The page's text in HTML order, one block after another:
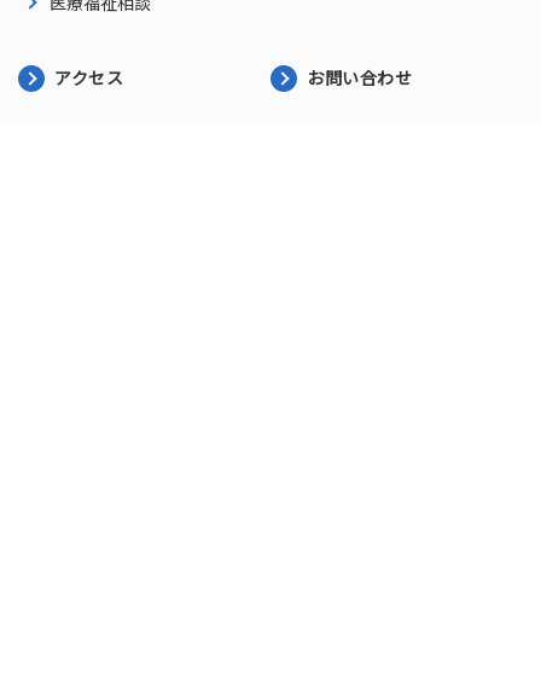
アクセス お問い合わせ